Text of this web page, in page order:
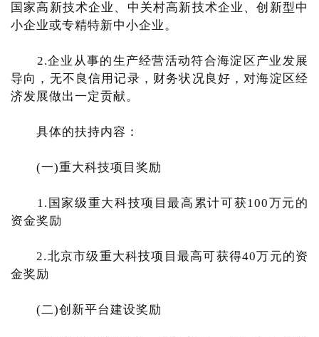
国家高新技术企业、中关村高新技术企业、创新型中
小企业或专精特新中小企业。
2.企业从事的生产经营活动符合海淀区产业发展
导向，无不良信用记录，财务状况良好，对海淀区经
济发展做出一定贡献。
具体的扶持内容：
(一)重大科技项目奖励
1.国家级重大科技项目最高累计可获100万元的
资金奖励
2.北京市级重大科技项目最高可获得40万元的资
金奖励
(二)创新平台建设奖励